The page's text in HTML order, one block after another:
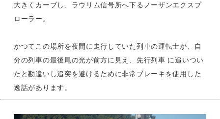
大きくカーブし、ラウリム信号所へ下るノーザンエクスプ
ローラー。
かつてこの場所を夜間に走行していた列車の運転士が、自
分の列車の最後尾の光が前方に見え、先行列車 に追いつい
たと勘違いし追突を避けるために非常ブレーキを使用した
逸話があります。